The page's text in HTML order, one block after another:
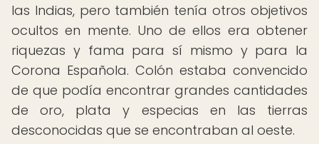
las Indias, pero también tenía otros objetivos
ocultos en mente. Uno de ellos era obtener
riquezas y fama para sí mismo y para la
Corona Española. Colón estaba convencido
de que podía encontrar grandes cantidades
de oro, plata y especias en las tierras
desconocidas que se encontraban al oeste.